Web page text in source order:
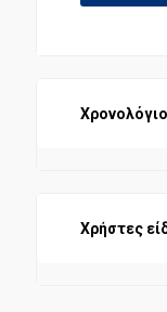
Χρονολόγιο
Χρήστες